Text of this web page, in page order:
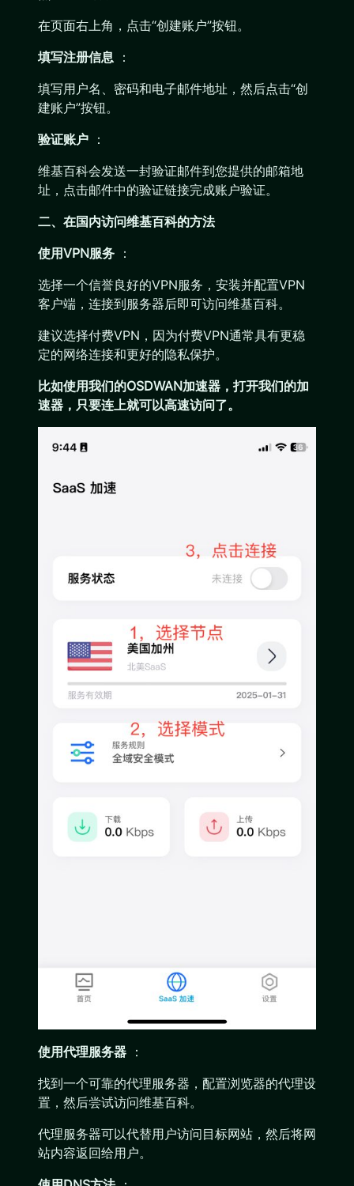
在页面右上角，点击“创建账户”按钮。
填写注册信息 ：
填写用户名、密码和电子邮件地址，然后点击“创
建账户”按钮。
验证账户 ：
维基百科会发送一封验证邮件到您提供的邮箱地
址，点击邮件中的验证链接完成账户验证。
二、在国内访问维基百科的方法
使用VPN服务 ：
选择一个信誉良好的VPN服务，安装并配置VPN
客户端，连接到服务器后即可访问维基百科。
建议选择付费VPN，因为付费VPN通常具有更稳
定的网络连接和更好的隐私保护。
比如使用我们的OSDWAN加速器，打开我们的加
速器，只要连上就可以高速访问了。
使用代理服务器 ：
找到一个可靠的代理服务器，配置浏览器的代理设
置，然后尝试访问维基百科。
代理服务器可以代替用户访问目标网站，然后将网
站内容返回给用户。